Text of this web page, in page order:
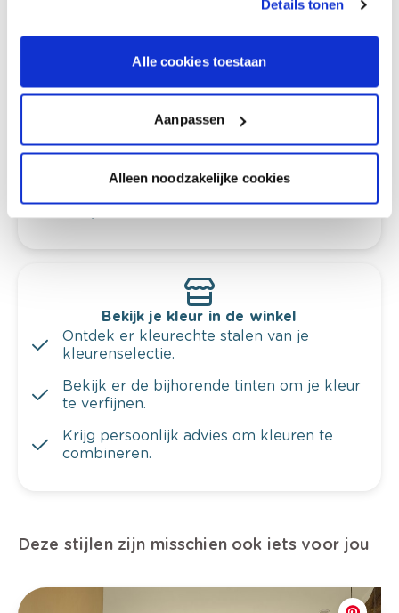
Details tonen
Alle cookies toestaan
Aanpassen
Alleen noodzakelijke cookies
Ga samen met de kleuradviseur door je
Krijg kleuradvies op basis van de lichtinval
Bekijk je kleur in de winkel
Ontdek er kleurechte stalen van je
kleurenselectie.
Bekijk er de bijhorende tinten om je kleur
te verfijnen.
Krijg persoonlijk advies om kleuren te
combineren.
Deze stijlen zijn misschien ook iets voor jou